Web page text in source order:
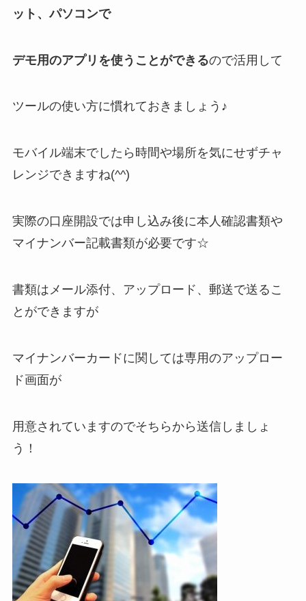
ット、パソコンで
デモ用のアプリを使うことができるので活用して
ツールの使い方に慣れておきましょう♪
モバイル端末でしたら時間や場所を気にせずチャ
レンジできますね(^^)
実際の口座開設では申し込み後に本人確認書類や
マイナンバー記載書類が必要です☆
書類はメール添付、アップロード、郵送で送るこ
とができますが
マイナンバーカードに関しては専用のアップロー
ド画面が
用意されていますのでそちらから送信しましょ
う！